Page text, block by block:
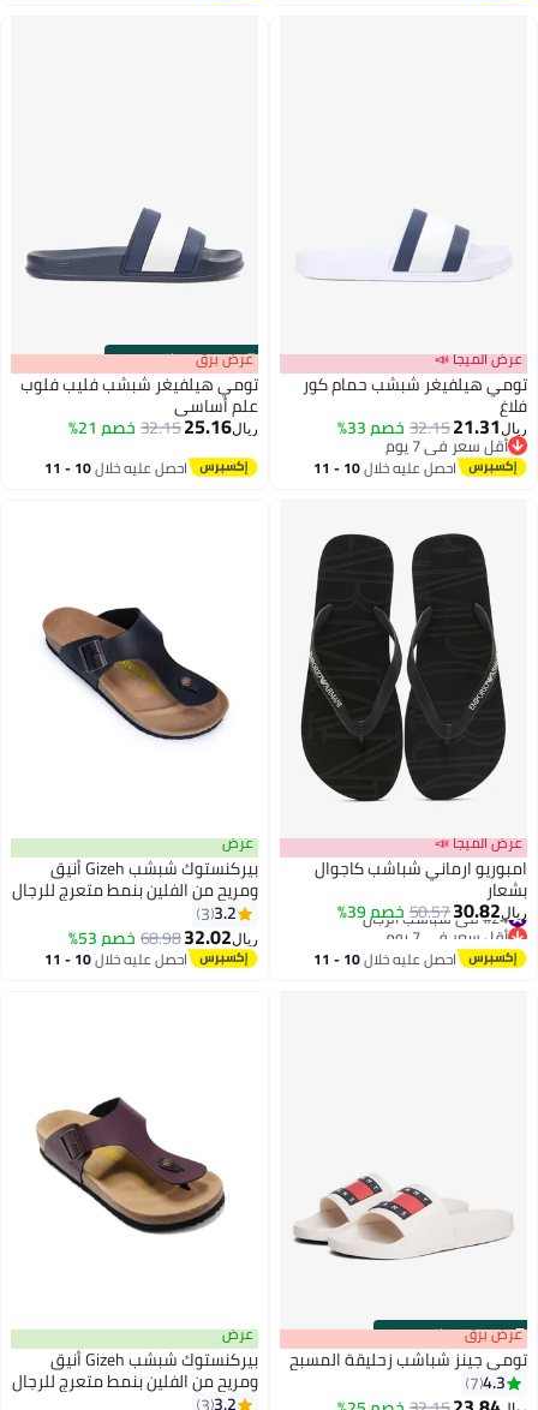
عرض الميجا 📣
تومي هيلفيغر شبشب حمام كور
فلاغ
ريال21.31
32.15خصم 33%
أقل سعر في 7 يوم
أقل سعر في 7 يوماحصل عليه خلال 10 - 11
00m:00s
·باقي 100% عرض برق
تومي هيلفيغر شبشب فليب فلوب
علم أساسي
ريال25.16
32.15خصم 21%
احصل عليه خلال 10 - 11
عرض الميجا 📣
امبوريو ارماني شباشب كاجوال
بشعار
ريال30.82
50.57خصم 39% #24 في شباشب الرجال
أقل سعر في 7 يوم
#24 في شباشب الرجال احصل عليه خلال 10 - 11
17
عرض
بيركنستوك شبشب Gizeh أنيق
ومريح من الفلين بنمط متعرج للرجال
والنساء
3.2
3
ريال32.02
68.98خصم 53%
احصل عليه خلال 10 - 11
00m:00s
·باقي 100% عرض برق
تومي جينز شباشب زحليقة المسبح
4.3
7
عرض
بيركنستوك شبشب Gizeh أنيق
ومريح من الفلين بنمط متعرج للرجال
والنساء